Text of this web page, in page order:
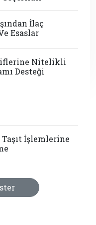
İlaç
Esaslar
Nitelikli
Desteği
Taşıt İşlemlerine